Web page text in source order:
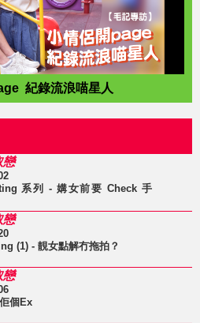
紀錄流浪喵星人
戀
系列 - 媾女前要 Check 手
戀
(1) - 靚女點解冇拖拍？
戀
個Ex